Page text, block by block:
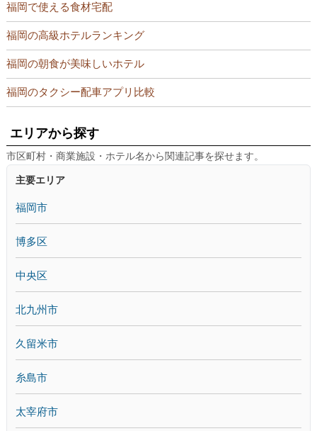
福岡で使える食材宅配
福岡の高級ホテルランキング
福岡の朝食が美味しいホテル
福岡のタクシー配車アプリ比較
エリアから探す
市区町村・商業施設・ホテル名から関連記事を探せます。
主要エリア
福岡市
博多区
中央区
北九州市
久留米市
糸島市
太宰府市